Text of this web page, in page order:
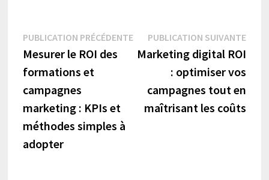
Navigation
de
l’article
PUBLICATION PRÉCÉDENTEPublication
précédente :
Mesurer le ROI des
formations et
campagnes
marketing : KPIs et
méthodes simples à
adopter
PUBLICATION SUIVANTE
Marketing digital ROI
: optimiser vos
campagnes tout en
maîtrisant les coûts